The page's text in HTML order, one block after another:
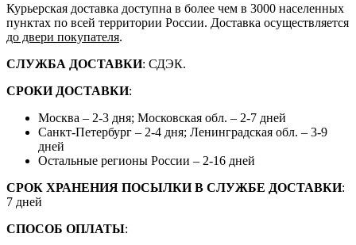
Курьерская доставка доступна в более чем в 3000 населенных
пунктах по всей территории России. Доставка осуществляется
до двери покупателя.
СЛУЖБА ДОСТАВКИ: СДЭК.
СРОКИ ДОСТАВКИ:
Москва – 2-3 дня; Московская обл. – 2-7 дней
Санкт-Петербург – 2-4 дня; Ленинградская обл. – 3-9
дней
Остальные регионы России – 2-16 дней
СРОК ХРАНЕНИЯ ПОСЫЛКИ В СЛУЖБЕ ДОСТАВКИ:
7 дней
СПОСОБ ОПЛАТЫ: